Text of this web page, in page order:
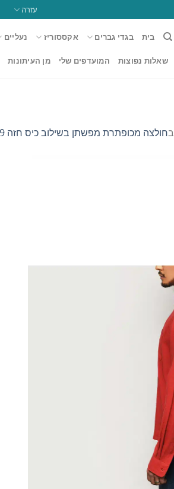
עזרה
בית בגדי גברים אקססוריז נעליים
שאלות נפוצות המועדפים שלי מן העיתונות
בחולצה מכופתרת מפשתן בשילוב כיס חזה 839